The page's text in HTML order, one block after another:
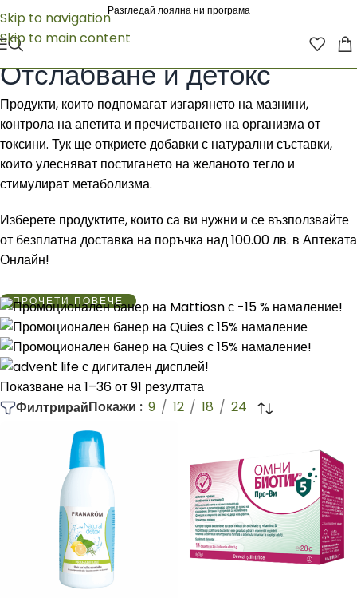
Skip to navigation
Skip to main content
Разгледай лоялна ни програма
Начало/ХРАНИТЕЛНИ ДОБАВКИ Отслабване и детокс
Отслабване и детокс
Продукти, които подпомагат изгарянето на мазнини,
контрола на апетита и пречистването на организма от
токсини. Тук ще откриете добавки с натурални съставки,
които улесняват постигането на желаното тегло и
стимулират метаболизма.
Изберете продуктите, които са ви нужни и се възползвайте
от безплатна доставка на поръчка над 100.00 лв. в Аптеката
Онлайн!
ПРОЧЕТИ ПОВЕЧЕ
Показване на 1–36 от 91 резултата
ФилтрирайПокажи 9 12 18 24